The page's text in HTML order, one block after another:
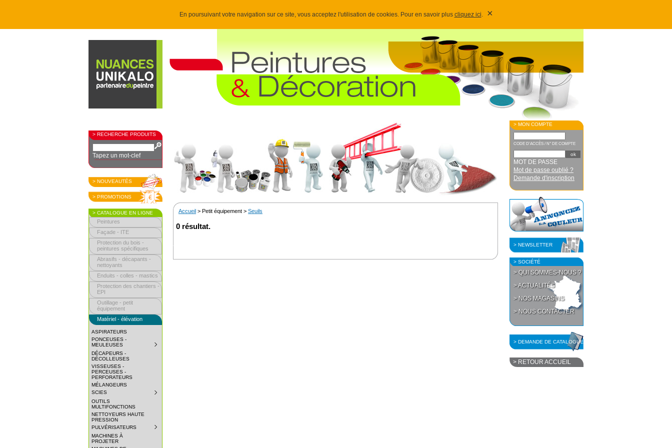
En poursuivant votre navigation sur ce site, vous acceptez l'utilisation de cookies. Pour en savoir plus cliquez ici. ×
> RECHERCHE PRODUITS
Tapez un mot-clef
> NOUVEAUTÉS
> PROMOTIONS
> CATALOGUE EN LIGNE
Peintures
Façade - ITE
Protection du bois -
peintures spécifiques
Abrasifs - décapants -
nettoyants
Enduits - colles - mastics
Protection des chantiers -
EPI
Outillage - petit
équipement
Matériel - élévation
ASPIRATEURS
PONCEUSES -
MEULEUSES
DÉCAPEURS -
DÉCOLLEUSES
VISSEUSES -
PERCEUSES -
PERFORATEURS
MÉLANGEURS
SCIES
OUTILS
MULTIFONCTIONS
NETTOYEURS HAUTE
PRESSION
PULVÉRISATEURS
MACHINES À
PROJETER
Accueil > Petit équipement > Seuils
0 résultat.
> MON COMPTE
CODE D'ACCÈS / N° DE COMPTE
MOT DE PASSE
Mot de passe oublié ?
Demande d'inscription
> NEWSLETTER
> SOCIÉTÉ
> QUI SOMMES-NOUS ?
> ACTUALITÉS
> NOS MAGASINS
> NOUS CONTACTER
> DEMANDE DE CATALOGUE
> RETOUR ACCUEIL